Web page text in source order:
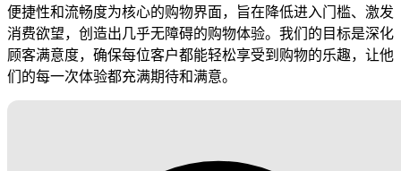
便捷性和流畅度为核心的购物界面，旨在降低进入门槛、激发
消费欲望，创造出几乎无障碍的购物体验。我们的目标是深化
顾客满意度，确保每位客户都能轻松享受到购物的乐趣，让他
们的每一次体验都充满期待和满意。